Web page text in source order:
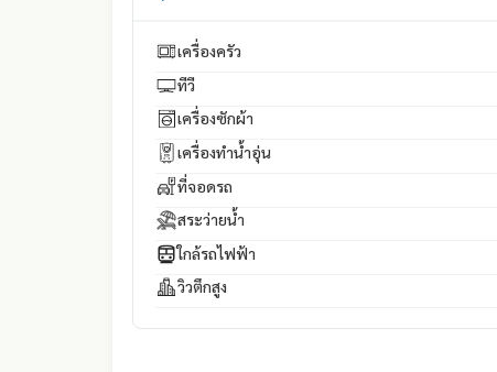
เครื่องครัว
ทีวี
เครื่องซักผ้า
เครื่องทำน้ำอุ่น
ที่จอดรถ
สระว่ายน้ำ
ใกล้รถไฟฟ้า
วิวตึกสูง